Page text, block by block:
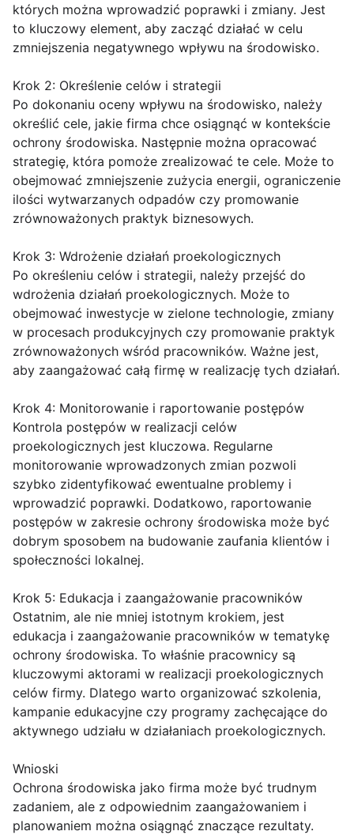
których można wprowadzić poprawki i zmiany. Jest
to kluczowy element, aby zacząć działać w celu
zmniejszenia negatywnego wpływu na środowisko.
Krok 2: Określenie celów i strategii
Po dokonaniu oceny wpływu na środowisko, należy
określić cele, jakie firma chce osiągnąć w kontekście
ochrony środowiska. Następnie można opracować
strategię, która pomoże zrealizować te cele. Może to
obejmować zmniejszenie zużycia energii, ograniczenie
ilości wytwarzanych odpadów czy promowanie
zrównoważonych praktyk biznesowych.
Krok 3: Wdrożenie działań proekologicznych
Po określeniu celów i strategii, należy przejść do
wdrożenia działań proekologicznych. Może to
obejmować inwestycje w zielone technologie, zmiany
w procesach produkcyjnych czy promowanie praktyk
zrównoważonych wśród pracowników. Ważne jest,
aby zaangażować całą firmę w realizację tych działań.
Krok 4: Monitorowanie i raportowanie postępów
Kontrola postępów w realizacji celów
proekologicznych jest kluczowa. Regularne
monitorowanie wprowadzonych zmian pozwoli
szybko zidentyfikować ewentualne problemy i
wprowadzić poprawki. Dodatkowo, raportowanie
postępów w zakresie ochrony środowiska może być
dobrym sposobem na budowanie zaufania klientów i
społeczności lokalnej.
Krok 5: Edukacja i zaangażowanie pracowników
Ostatnim, ale nie mniej istotnym krokiem, jest
edukacja i zaangażowanie pracowników w tematykę
ochrony środowiska. To właśnie pracownicy są
kluczowymi aktorami w realizacji proekologicznych
celów firmy. Dlatego warto organizować szkolenia,
kampanie edukacyjne czy programy zachęcające do
aktywnego udziału w działaniach proekologicznych.
Wnioski
Ochrona środowiska jako firma może być trudnym
zadaniem, ale z odpowiednim zaangażowaniem i
planowaniem można osiągnąć znaczące rezultaty.